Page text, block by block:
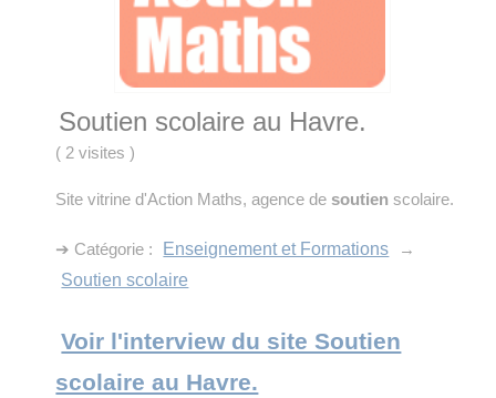
Soutien scolaire au Havre.
( 2 visites)
Site vitrine d'Action Maths, agence de soutien scolaire.
➔ Catégorie : Enseignement et Formations
→
Soutien scolaire
Voir l'interview du site Soutien
scolaire au Havre.